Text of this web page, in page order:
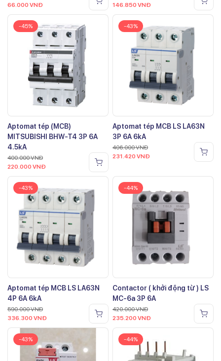
66.000 VNĐ
146.850 VNĐ
-45%
Aptomat tép (MCB)
MITSUBISHI BHW-T4 3P 6A
4.5kA
400.000VNĐ
220.000 VNĐ
-43%
Aptomat tép MCB LS LA63N
3P 6A 6kA
406.000VNĐ
231.420 VNĐ
-43%
Aptomat tép MCB LS LA63N
4P 6A 6kA
590.000VNĐ
336.300 VNĐ
-44%
Contactor ( khởi động từ ) LS
MC-6a 3P 6A
420.000VNĐ
235.200 VNĐ
-43% -44%